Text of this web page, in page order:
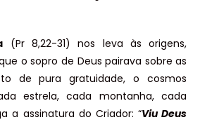
(Pr 8,22-31) nos leva às origens,
o sopro de Deus pairava sobre as
de pura gratuidade, o cosmos
estrela, cada montanha, cada
a assinatura do Criador: “Viu Deus